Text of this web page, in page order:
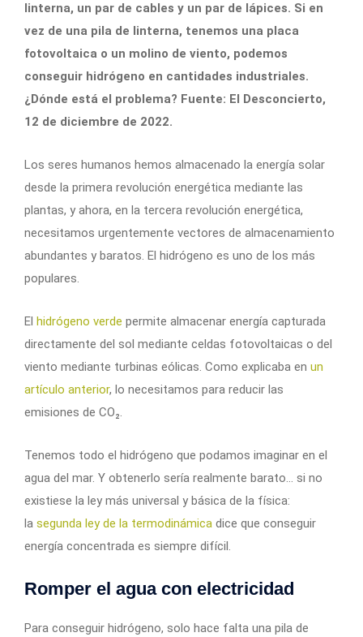
linterna, un par de cables y un par de lápices. Si en
vez de una pila de linterna, tenemos una placa
fotovoltaica o un molino de viento, podemos
conseguir hidrógeno en cantidades industriales.
¿Dónde está el problema? Fuente: El Desconcierto,
12 de diciembre de 2022.
Los seres humanos hemos almacenado la energía solar
desde la primera revolución energética mediante las
plantas, y ahora, en la tercera revolución energética,
necesitamos urgentemente vectores de almacenamiento
abundantes y baratos. El hidrógeno es uno de los más
populares.
El hidrógeno verde permite almacenar energía capturada
directamente del sol mediante celdas fotovoltaicas o del
viento mediante turbinas eólicas. Como explicaba en un
artículo anterior, lo necesitamos para reducir las
emisiones de CO₂.
Tenemos todo el hidrógeno que podamos imaginar en el
agua del mar. Y obtenerlo sería realmente barato… si no
existiese la ley más universal y básica de la física:
la segunda ley de la termodinámica dice que conseguir
energía concentrada es siempre difícil.
Romper el agua con electricidad
Para conseguir hidrógeno, solo hace falta una pila de